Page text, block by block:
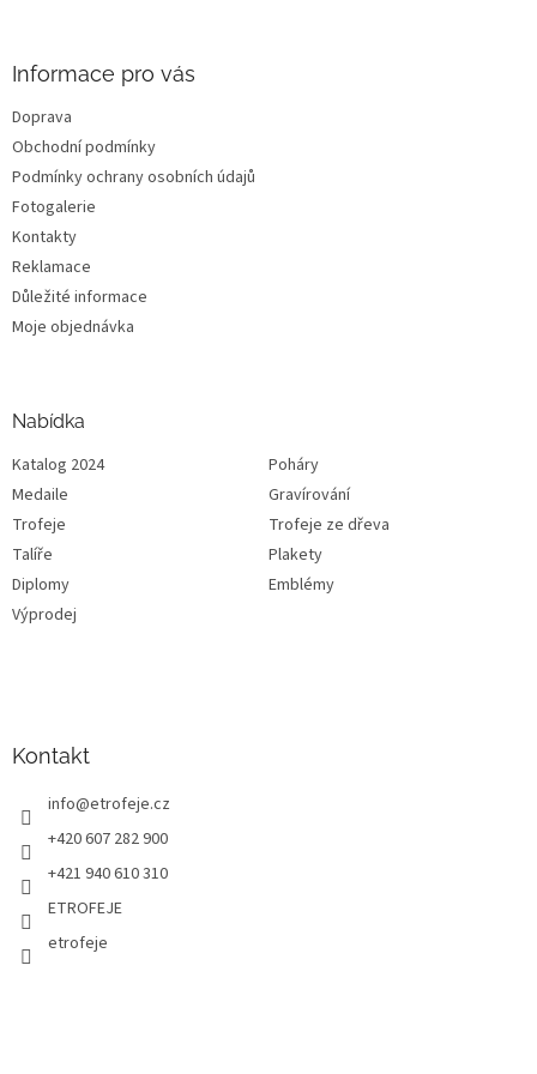
Informace pro vás
Doprava
Obchodní podmínky
Podmínky ochrany osobních údajů
Fotogalerie
Kontakty
Reklamace
Důležité informace
Moje objednávka
Nabídka
Katalog 2024
Poháry
Medaile
Gravírování
Trofeje
Trofeje ze dřeva
Talíře
Plakety
Diplomy
Emblémy
Výprodej
Kontakt
info@etrofeje.cz
+420 607 282 900
+421 940 610 310
ETROFEJE
etrofeje